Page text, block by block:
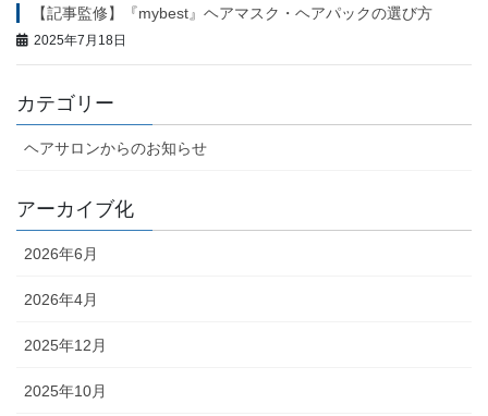
【記事監修】『mybest』ヘアマスク・ヘアパックの選び方
2025年7月18日
カテゴリー
ヘアサロンからのお知らせ
アーカイブ化
2026年6月
2026年4月
2025年12月
2025年10月